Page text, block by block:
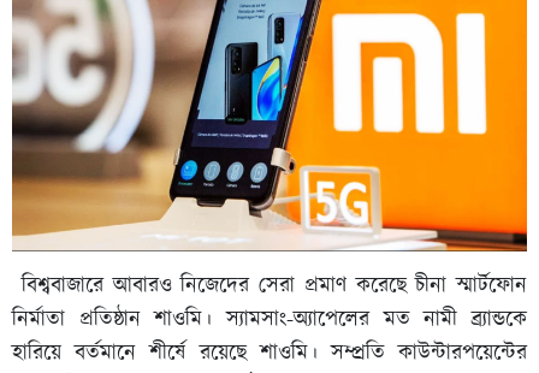
বিশ্ববাজারে আবারও নিজেদের সেরা প্রমাণ করেছে চীনা স্মার্টফোন
নির্মাতা প্রতিষ্ঠান শাওমি। স্যামসাং-অ্যাপেলের মত নামী ব্র্যান্ডকে
হারিয়ে বর্তমানে শীর্ষে রয়েছে শাওমি। সম্প্রতি কাউন্টারপয়েন্টের